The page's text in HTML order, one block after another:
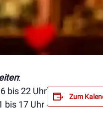
:
bis 22 Uhr
bis 17 Uhr
Zum